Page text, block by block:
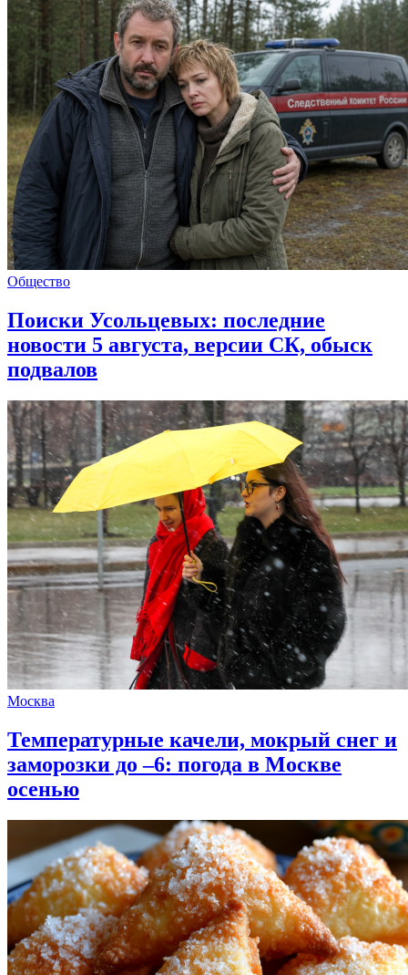
Общество
Поиски Усольцевых: последние
новости 5 августа, версии СК, обыск
подвалов
Москва
Температурные качели, мокрый снег и
заморозки до –6: погода в Москве
осенью